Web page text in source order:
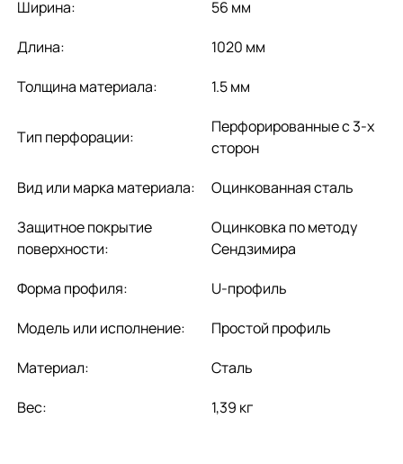
Ширина:
56 мм
Длина:
1020 мм
Толщина материала:
1.5 мм
Тип перфорации:
Перфорированные с 3-х
сторон
Вид или марка материала:
Оцинкованная сталь
Защитное покрытие
поверхности:
Оцинковка по методу
Сендзимира
Форма профиля:
U-профиль
Модель или исполнение:
Простой профиль
Материал:
Сталь
Вес:
1,39 кг